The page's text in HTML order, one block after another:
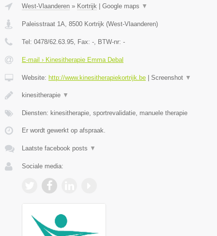
West-Vlaanderen » Kortrijk Google maps ▼
Paleisstraat 1A, 8500 Kortrijk (West-Vlaanderen)
Tel: 0478/62.63.95, Fax: -, BTW-nr: -
E-mail › Kinesitherapie Emma Debal
Website: http://www.kinesitherapiekortrijk.be Screenshot ▼
kinesitherapie ▼
Diensten: kinesitherapie, sportrevalidatie, manuele therapie
Er wordt gewerkt op afspraak.
Laatste facebook posts ▼
Sociale media: